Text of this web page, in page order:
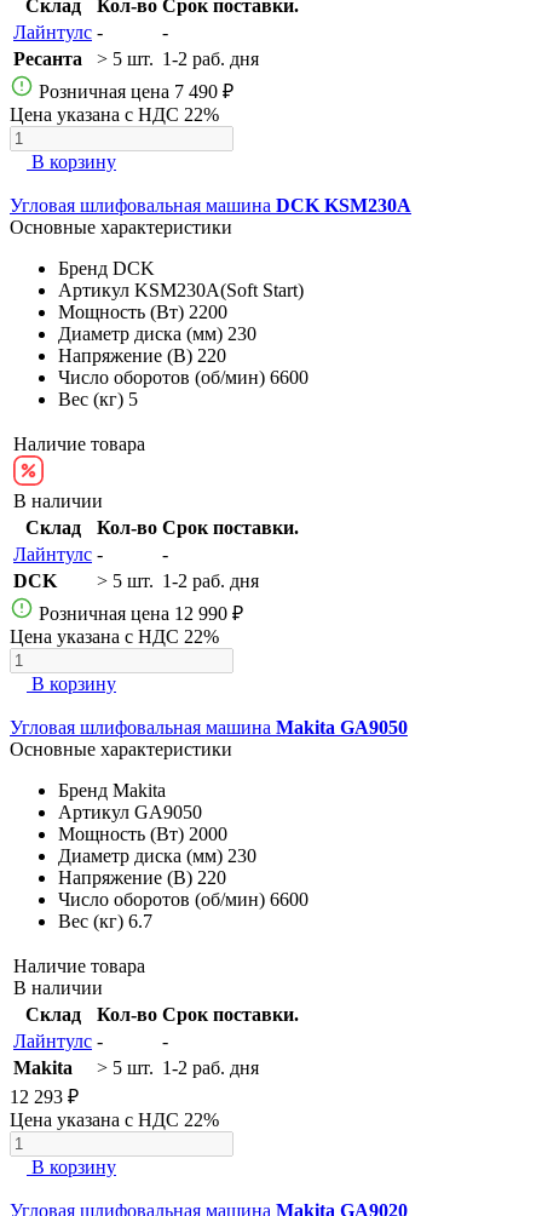
Склад
Кол-во Срок поставки.
Лайнтулс -
-
Ресанта
> 5 шт. 1-2 раб. дня
Розничная цена 7 490 ₽
Цена указана с НДС 22%
В корзину
Угловая шлифовальная машина DCK KSM230A
Основные характеристики
Бренд DCK
Артикул KSM230A(Soft Start)
Мощность (Вт) 2200
Диаметр диска (мм) 230
Напряжение (В) 220
Число оборотов (об/мин) 6600
Вес (кг) 5
Наличие товара
В наличии
Склад
Кол-во Срок поставки.
Лайнтулс -
-
DCK
> 5 шт. 1-2 раб. дня
Розничная цена 12 990 ₽
Цена указана с НДС 22%
В корзину
Угловая шлифовальная машина Makita GA9050
Основные характеристики
Бренд Makita
Артикул GA9050
Мощность (Вт) 2000
Диаметр диска (мм) 230
Напряжение (В) 220
Число оборотов (об/мин) 6600
Вес (кг) 6.7
Наличие товара
В наличии
Склад
Кол-во Срок поставки.
Лайнтулс -
-
Makita
> 5 шт. 1-2 раб. дня
12 293 ₽
Цена указана с НДС 22%
В корзину
Угловая шлифовальная машина Makita GA9020